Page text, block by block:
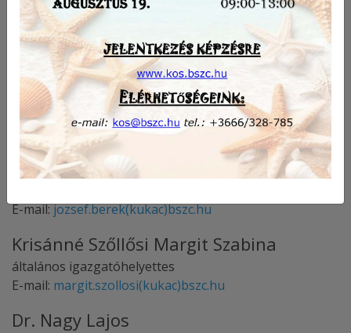
Iskolavezetés
Lestyánné Hricsovinyi Julianna
igazgató
E-mail:
julianna.lestyanne(kukac)bszc.hu
Berek József
E-mail:jozsef.berek(kukac)bszc.hu
Krisánné Szőllősi Margit Szabina
általános igazgatóhelyettes
E-mail: margit.szollosi(kukac)bszc.hu
Dr. Nagy Lajos